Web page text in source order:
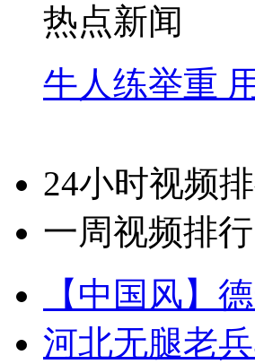
热点新闻
牛人练举重
24小时视频
一周视频排行
【中国风】
河北无腿老